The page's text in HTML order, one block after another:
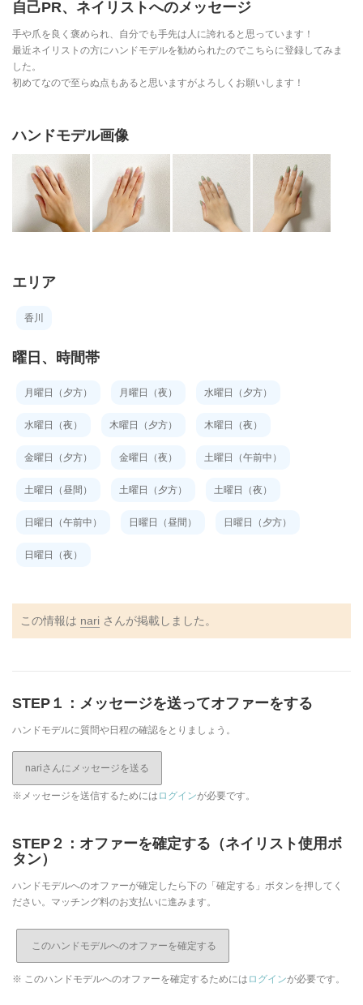
自己PR、ネイリストへのメッセージ
手や爪を良く褒められ、自分でも手先は人に誇れると思っています！
最近ネイリストの方にハンドモデルを勧められたのでこちらに登録してみま
した。
初めてなので至らぬ点もあると思いますがよろしくお願いします！
ハンドモデル画像
エリア
香川
曜日、時間帯
月曜日（夕方） 月曜日（夜） 水曜日（夕方）
水曜日（夜） 木曜日（夕方） 木曜日（夜）
金曜日（夕方） 金曜日（夜） 土曜日（午前中）
土曜日（昼間） 土曜日（夕方） 土曜日（夜）
日曜日（午前中） 日曜日（昼間） 日曜日（夕方）
日曜日（夜）
この情報は nari さんが掲載しました。
STEP１：メッセージを送ってオファーをする
ハンドモデルに質問や日程の確認をとりましょう。
nariさんにメッセージを送る
※メッセージを送信するためには ログインが必要です。
STEP２：オファーを確定する（ネイリスト使用ボ
タン）
ハンドモデルへのオファーが確定したら下の「確定する」ボタンを押してく
ださい。マッチング料のお支払いに進みます。
※ このハンドモデルへのオファーを確定するためには ログインが必要です。